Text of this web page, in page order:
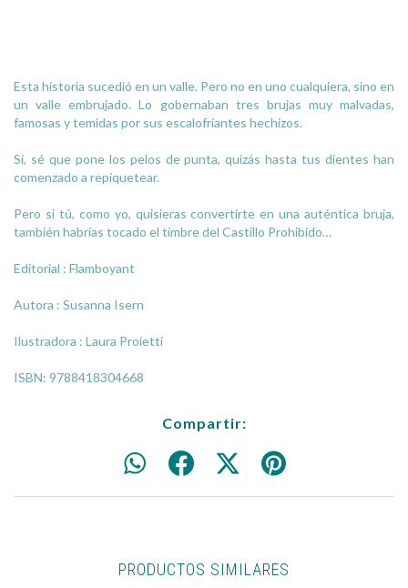
Esta historia sucedió en un valle. Pero no en uno cualquiera, sino en
un valle embrujado. Lo gobernaban tres brujas muy malvadas,
famosas y temidas por sus escalofriantes hechizos.
Sí, sé que pone los pelos de punta, quizás hasta tus dientes han
comenzado a repiquetear.
Pero si tú, como yo, quisieras convertirte en una auténtica bruja,
también habrías tocado el timbre del Castillo Prohibido…
Editorial : Flamboyant
Autora : Susanna Isern
Ilustradora : Laura Proietti
ISBN: 9788418304668
Compartir:
PRODUCTOS SIMILARES